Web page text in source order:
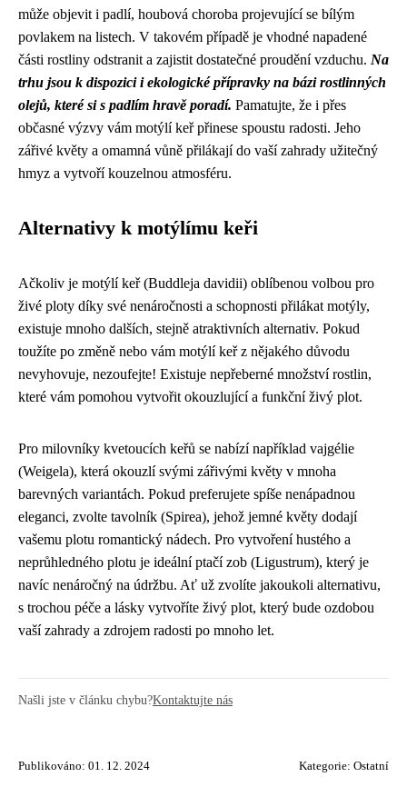
může objevit i padlí, houbová choroba projevující se bílým
povlakem na listech. V takovém případě je vhodné napadené
části rostliny odstranit a zajistit dostatečné proudění vzduchu. Na
trhu jsou k dispozici i ekologické přípravky na bázi rostlinných
olejů, které si s padlím hravě poradí. Pamatujte, že i přes
občasné výzvy vám motýlí keř přinese spoustu radosti. Jeho
zářivé květy a omamná vůně přilákají do vaší zahrady užitečný
hmyz a vytvoří kouzelnou atmosféru.
Alternativy k motýlímu keři
Ačkoliv je motýlí keř (Buddleja davidii) oblíbenou volbou pro
živé ploty díky své nenáročnosti a schopnosti přilákat motýly,
existuje mnoho dalších, stejně atraktivních alternativ. Pokud
toužíte po změně nebo vám motýlí keř z nějakého důvodu
nevyhovuje, nezoufejte! Existuje nepřeberné množství rostlin,
které vám pomohou vytvořit okouzlující a funkční živý plot.
Pro milovníky kvetoucích keřů se nabízí například vajgélie
(Weigela), která okouzlí svými zářivými květy v mnoha
barevných variantách. Pokud preferujete spíše nenápadnou
eleganci, zvolte tavolník (Spirea), jehož jemné květy dodají
vašemu plotu romantický nádech. Pro vytvoření hustého a
neprůhledného plotu je ideální ptačí zob (Ligustrum), který je
navíc nenáročný na údržbu. Ať už zvolíte jakoukoli alternativu,
s trochou péče a lásky vytvoříte živý plot, který bude ozdobou
vaší zahrady a zdrojem radosti po mnoho let.
Našli jste v článku chybu?Kontaktujte nás
Publikováno: 01. 12. 2024 Kategorie: Ostatní